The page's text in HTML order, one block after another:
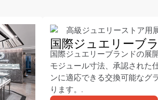
国際ジュエリーブ
国際ジュエリーブランドの展
モジュール寸法、承認された
ンに適応できる交換可能なグ
ります。.